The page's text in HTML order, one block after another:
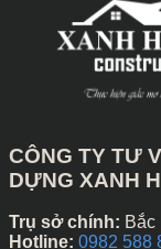
CÔNG TY TƯ
DỰNG XANH
Trụ sở chính:
Hotline: 0982 588